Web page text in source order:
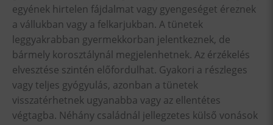
egyének hirtelen fájdalmat vagy gyengeséget éreznek
a vállukban vagy a felkarjukban. A tünetek
leggyakrabban gyermekkorban jelentkeznek, de
bármely korosztálynál megjelenhetnek. Az érzékelés
elvesztése szintén előfordulhat. Gyakori a részleges
vagy teljes gyógyulás, azonban a tünetek
visszatérhetnek ugyanabba vagy az ellentétes
végtagba. Néhány családnál jellegzetes külső vonások